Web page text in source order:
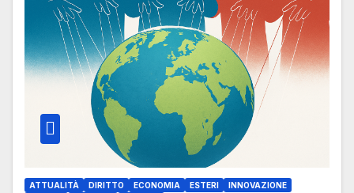
ATTUALITÀ DIRITTO ECONOMIA ESTERI
INNOVAZIONE